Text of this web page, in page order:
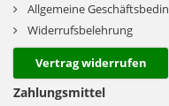
Allgemeine
Widerrufsbelehrung
Vertrag widerrufen
Zahlungsmittel